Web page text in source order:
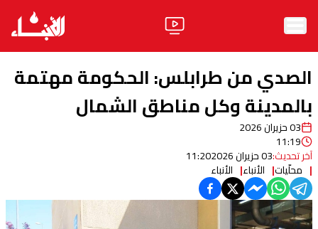
الأخبار
آراء
فيديو
مواقف
وليد جنبلاط
الصدي من طرابلس: الحكومة مهتمة
بالمدينة وكل مناطق الشمال
03 حزيران 2026
11:19
آخر تحديث:03 حزيران 2026 11:20
محلّيات الأنباء الأنباء